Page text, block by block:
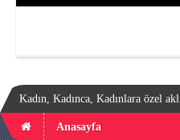
Kadın, Kadınca, Kadınlara özel
Anasayfa